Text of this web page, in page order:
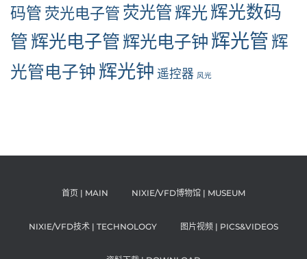
码管 荧光电子管 荧光管 辉光辉光数码
管辉光电子管辉光电子钟辉光管 辉
光管电子钟 辉光钟 遥控器 风光
首页 | MAIN NIXIE/VFD博物馆 | MUSEUM
NIXIE/VFD技术 | TECHNOLOGY 图片视频 | PICS&VIDEOS